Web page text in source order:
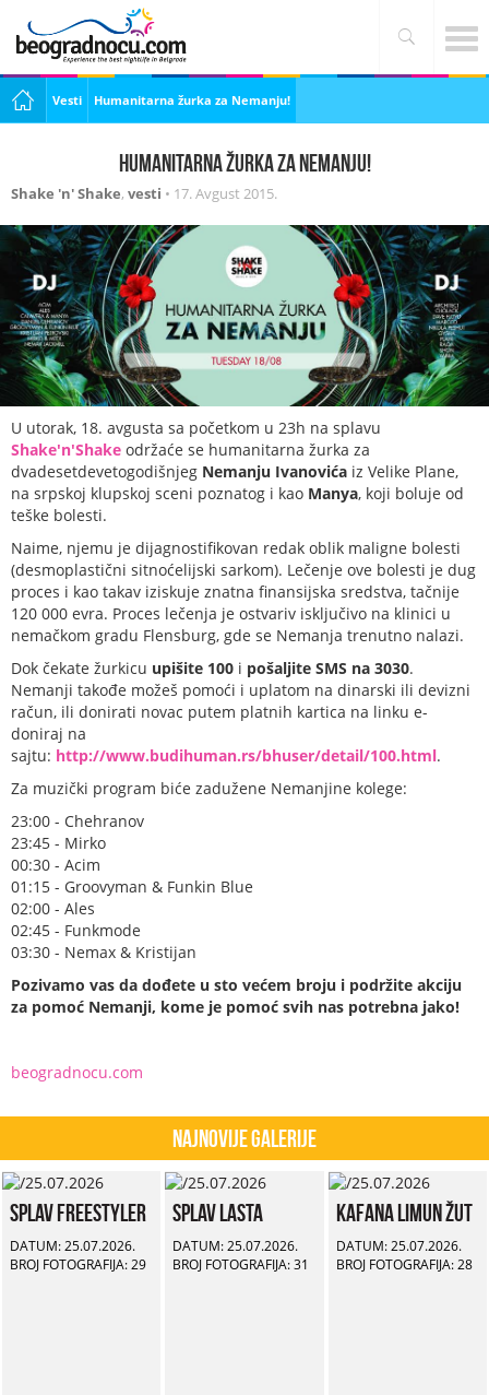
Vesti Humanitarna žurka za Nemanju!
Humanitarna žurka za Nemanju!
Shake 'n' Shake, vesti • 17. Avgust 2015.
U utorak, 18. avgusta sa početkom u 23h na splavu
Shake'n'Shake održaće se humanitarna žurka za
dvadesetdevetogodišnjeg Nemanju Ivanovića iz Velike Plane,
na srpskoj klupskoj sceni poznatog i kao Manya, koji boluje od
teške bolesti.
Naime, njemu je dijagnostifikovan redak oblik maligne bolesti
(desmoplastični sitnoćelijski sarkom). Lečenje ove bolesti je dug
proces i kao takav iziskuje znatna finansijska sredstva, tačnije
120 000 evra. Proces lečenja je ostvariv isključivo na klinici u
nemačkom gradu Flensburg, gde se Nemanja trenutno nalazi.
Dok čekate žurkicu upišite 100 i pošaljite SMS na 3030.
Nemanji takođe možeš pomoći i uplatom na dinarski ili devizni
račun, ili donirati novac putem platnih kartica na linku e-
doniraj na
sajtu: http://www.budihuman.rs/bhuser/detail/100.html.
Za muzički program biće zadužene Nemanjine kolege:
23:00 - Chehranov
23:45 - Mirko
00:30 - Acim
01:15 - Groovyman & Funkin Blue
02:00 - Ales
02:45 - Funkmode
03:30 - Nemax & Kristijan
Pozivamo vas da dođete u sto većem broju i podržite akciju
za pomoć Nemanji, kome je pomoć svih nas potrebna jako!
beogradnocu.com
Najnovije Galerije
Splav Freestyler
DATUM: 25.07.2026.
BROJ FOTOGRAFIJA: 29
Splav Lasta
DATUM: 25.07.2026.
BROJ FOTOGRAFIJA: 31
Kafana Limun Žut
DATUM: 25.07.2026.
BROJ FOTOGRAFIJA: 28